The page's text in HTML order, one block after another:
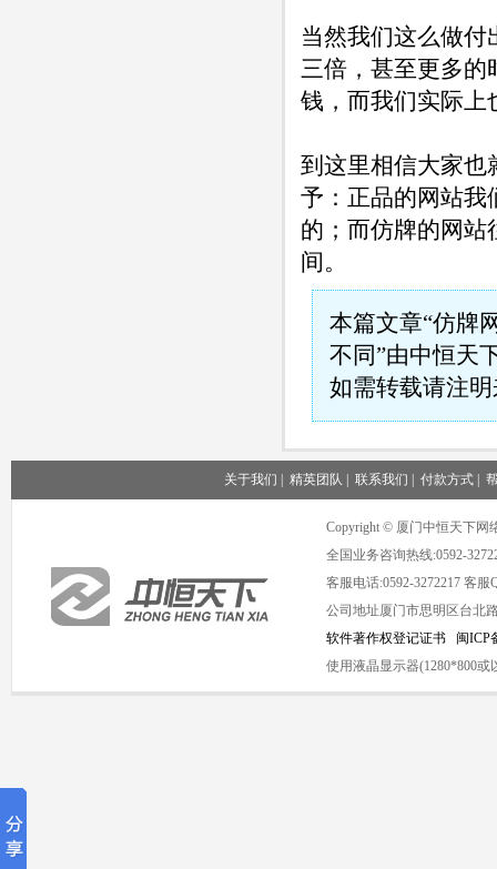
当然我们这么做
三倍，甚至更多的
钱，而我们实际上
到这里相信大家也
予：正品的网站我
的；而仿牌的网站
间。
本篇文章“仿牌
不同”由中恒天
如需转载请注
关于我们 精英团队 联系我们 付款方式|
Copyright © 厦门中恒天下网
全国业务咨询热线:0592-
客服电话:0592-3272217 客服
公司地址厦门市思明区台北
软件著作权登记证书
闽ICP
使用液晶显示器(1280*800